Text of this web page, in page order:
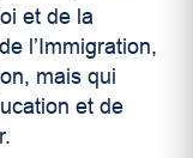
et de la
l’Immigration,
mais qui
et de